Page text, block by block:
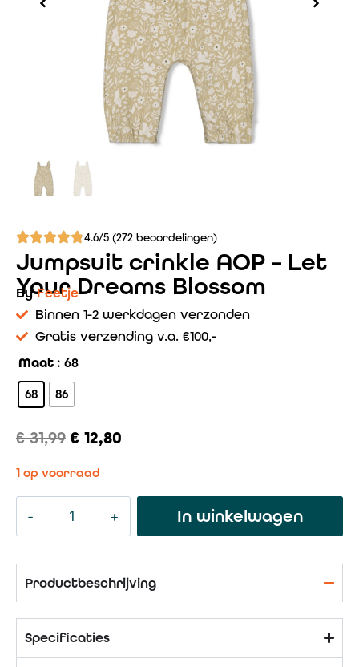
4.6/5 (272 beoordelingen)
Jumpsuit crinkle AOP – Let
Your Dreams Blossom
ByFeetje
Binnen 1-2 werkdagen verzonden
Gratis verzending v.a. €100,-
Maat : 68
68 86
€31,99 € 12,80
1 op voorraad
In winkelwagen
Productbeschrijving
Specificaties